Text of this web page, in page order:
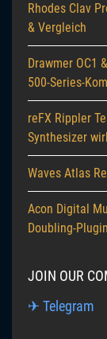
Rhodes Clav
& Vergleich
Drawmer OC1
500-Series-
reFX Rippler
Synthesizer
Waves Atlas
Acon Digital
Doubling-
JOIN OUR
✈ Telegram